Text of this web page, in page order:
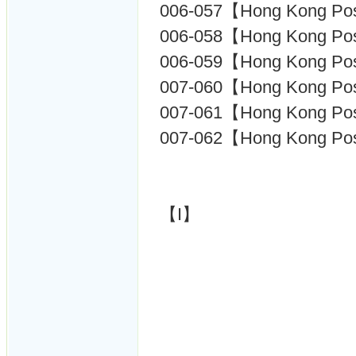
006-057【Hong Kong
006-058【Hong Kong
006-059【Hong Kong
007-060【Hong Kong
007-061【Hong Kong
007-062【Hong Kong
【I】